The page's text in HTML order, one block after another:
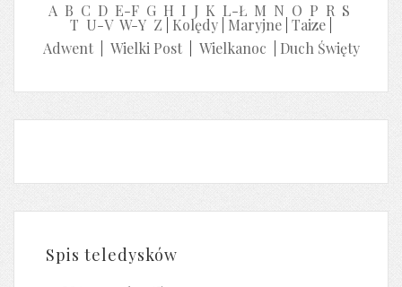
A B C D E-F G H I J K L-Ł M N O P R S
T U-V W-Y Z Kolędy Maryjne Taize
Adwent| Wielki Post| Wielkanoc Duch Święty
Spis teledysków